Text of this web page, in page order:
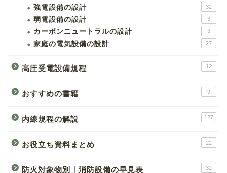
強電設備の設計 32
弱電設備の設計 3
カーボンニュートラルの設計 3
家庭の電気設備の設計 27
高圧受電設備規程 12
おすすめの書籍 9
内線規程の解説 127
お役立ち資料まとめ 22
防火対象物別｜消防設備の早見表 32